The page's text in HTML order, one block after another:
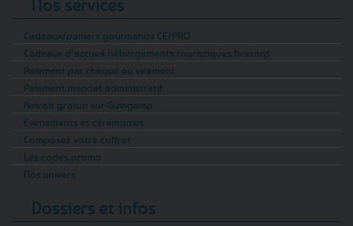
Nos services
Cadeaux/paniers gourmands CE/PRO
Cadeaux d’accueil hébergements touristiques bretons
Paiement par chèque ou virement
Paiement mandat administratif
Retrait gratuit sur Guingamp
Evénements et cérémonies
Composez votre coffret
Les codes promo
Nos univers
Dossiers et infos